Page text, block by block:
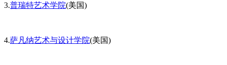
3.普瑞特艺术学院(美国)
4.萨凡纳艺术与设计学院(美国)